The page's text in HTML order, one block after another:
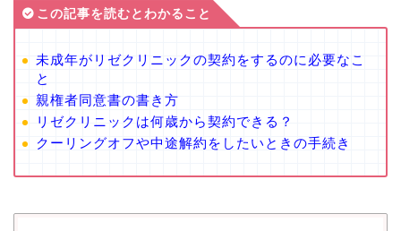
この記事を読むとわかること
未成年がリゼクリニックの契約をするのに必要なこ
と
親権者同意書の書き方
リゼクリニックは何歳から契約できる？
クーリングオフや中途解約をしたいときの手続き